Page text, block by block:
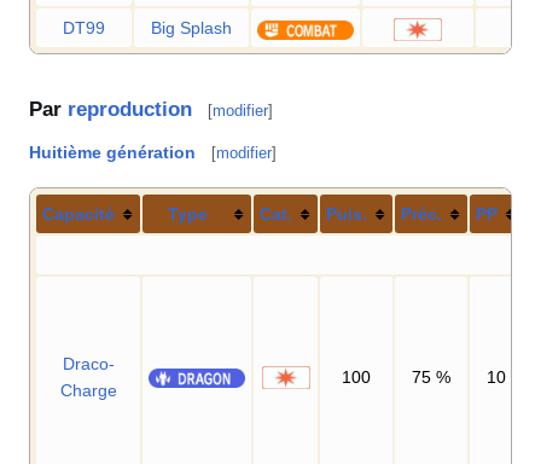
DT99 Big Splash
Par reproduction [modifier]
Huitième génération [modifier]
Capacité Type Cat. Puis. Préc. PP
Draco-
Charge
100 75 % 10